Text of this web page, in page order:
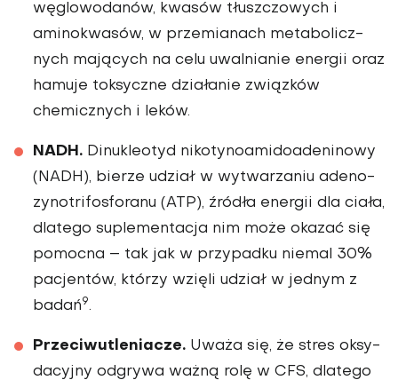
wę­glowodanów, kwasów tłusz­czowych i
aminokwasów, w przemianach metabolicz­
nych mających na celu uwal­nianie energii oraz
hamuje toksyczne działanie związ­ków
chemicznych i leków.
NADH. Dinukleotyd nikotynoami­doadeninowy
(NADH), bierze udział w wytwarzaniu adeno­
zynotrifosforanu (ATP), źró­dła energii dla ciała,
dlatego suplementacja nim może okazać się
pomocna – tak jak w przypadku niemal 30%
pacjentów, którzy wzięli udział w jednym z
badań9.
Przeciwutleniacze. Uważa się, że stres oksy­
dacyjny odgrywa ważną rolę w CFS, dlatego